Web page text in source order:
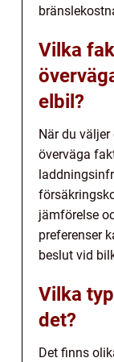
Vilka
elbil?
När du
överväga
jämförelse
preferenser
beslut vid
Vilka
det?
Det finns